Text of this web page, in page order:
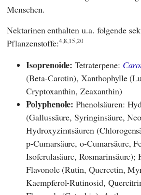
Menschen.
Nektarinen enthalten u.a. folgende
Pflanzenstoffe:4,8,15,20
Isoprenoide: Tetraterpene:
(Beta-Carotin), Xanthophylle
Cryptoxanthin, Zeaxanthin)
Polyphenole: Phenolsäuren:
(Gallussäure, Syringinsäure,
Hydroxyzimtsäuren
p-Cumarsäure, o-Cumarsäure,
Isoferulasäure, Rosmarinsäure);
Flavonole (Rutin, Quercetin,
Kaempferol-Rutinosid,